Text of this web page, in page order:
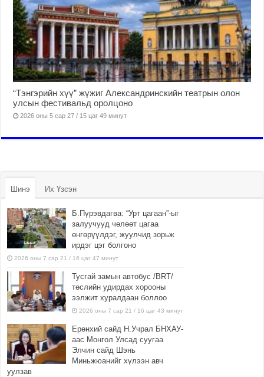
“Тэнгэрийн хүү” жүжиг Александринскийн театрын олон
улсын фестивальд оролцоно
2026 оны 5 сар 27 / 15 цаг 49 минут
Шинэ Их Үзсэн
Б.Пүрэвдагва: “Урт цагаан”-ыг
залуучууд чөлөөт цагаа
өнгөрүүлдэг, жуулчид зорьж
ирдэг цэг болгоно
2026 оны 7 сар 21 / 16 цаг 47 минут
Тусгай замын автобус /BRT/
төслийн удирдах хорооны
ээлжит хуралдаан боллоо
2026 оны 7 сар 21 / 16 цаг 43 минут
Ерөнхий сайд Н.Учрал БНХАУ-
аас Монгол Улсад суугаа
Элчин сайд Шэнь
Миньжюанийг хүлээн авч
уулзав